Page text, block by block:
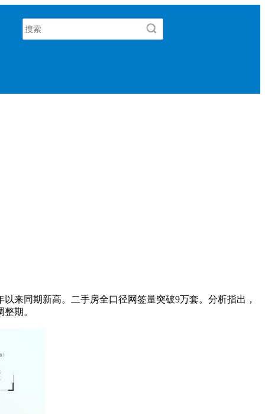
来同期新高。二手房全口径网签量突破9万套。分析指出，
期。